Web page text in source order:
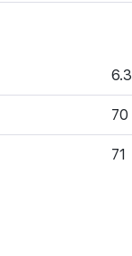
6.3
70
71